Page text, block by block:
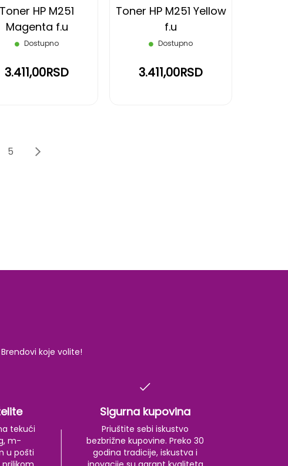
Toner HP M251
Magenta f.u
Dostupno
3.411,00RSD
Toner HP M251 Yellow
f.u
Dostupno
3.411,00RSD
page
Page
5 Page
Sledeće
koje volite!
tekući
m-
u pošti
Sigurna kupovina
Priuštite sebi iskustvo
bezbrižne kupovine. Preko 30
godina tradicije, iskustva i